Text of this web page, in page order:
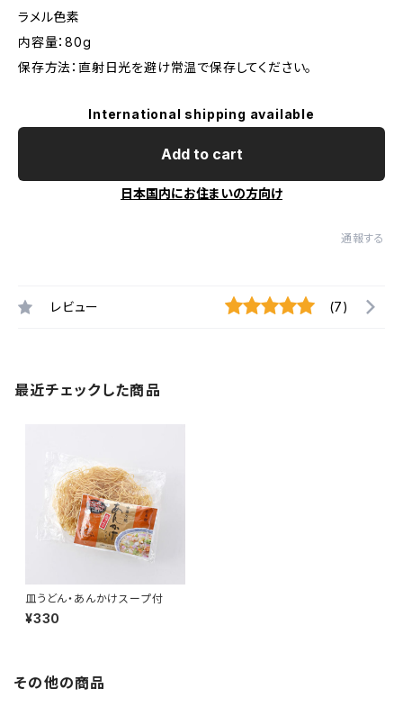
ラメル色素
内容量：80g
保存方法：直射日光を避け常温で保存してください。
International shipping available
Add to cart
日本国内にお住まいの方向け
通報する
レビュー (7)
最近チェックした商品
皿うどん・あんかけスープ付
¥330
その他の商品